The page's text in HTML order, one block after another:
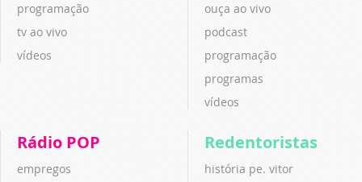
programação
tv ao vivo
vídeos
ouça ao vivo
podcast
programação
programas
vídeos
Rádio POP
empregos
Redentoristas
história pe. vitor